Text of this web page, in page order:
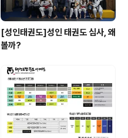
[성인태권도]성인 태권도 심사, 왜
볼까?